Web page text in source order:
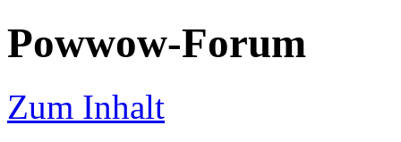
Powwow-Forum
Zum Inhalt